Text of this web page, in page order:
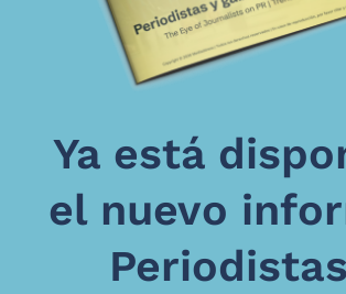
Ya está
el nuevo